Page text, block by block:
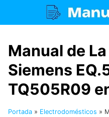
Manual de
Siemens
TQ505R09
Portada » Electrodomésticos »